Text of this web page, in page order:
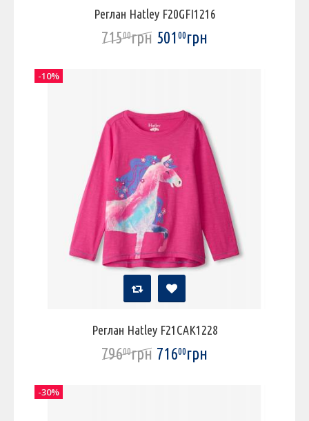
Реглан Hatley F20GFI1216
71500грн 50100грн
Реглан Hatley F21CAK1228
79600грн 71600грн
-10%
-30%